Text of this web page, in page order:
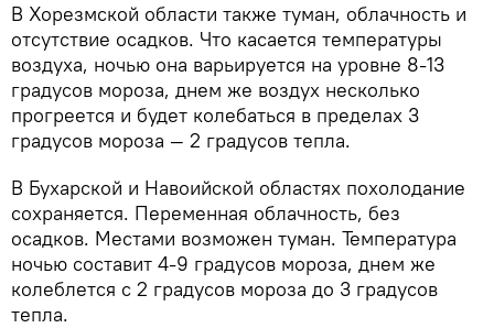
В Хорезмской области также туман, облачность и
отсутствие осадков. Что касается температуры
воздуха, ночью она варьируется на уровне 8-13
градусов мороза, днем же воздух несколько
прогреется и будет колебаться в пределах 3
градусов мороза — 2 градусов тепла.
В Бухарской и Навоийской областях похолодание
сохраняется. Переменная облачность, без
осадков. Местами возможен туман. Температура
ночью составит 4-9 градусов мороза, днем же
колеблется с 2 градусов мороза до 3 градусов
тепла.